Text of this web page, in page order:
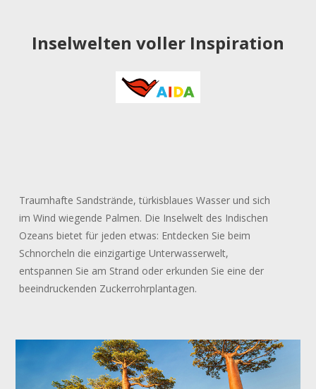
Inselwelten voller Inspiration
Traumhafte Sandstrände, türkisblaues Wasser und sich
im Wind wiegende Palmen. Die Inselwelt des Indischen
Ozeans bietet für jeden etwas: Entdecken Sie beim
Schnorcheln die einzigartige Unterwasserwelt,
entspannen Sie am Strand oder erkunden Sie eine der
beeindruckenden Zuckerrohrplantagen.